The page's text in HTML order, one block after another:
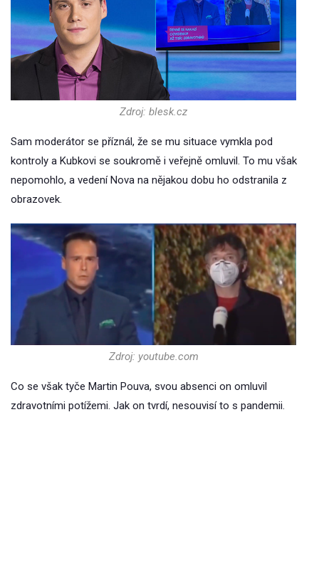
Zdroj: blesk.cz
Sam moderátor se příznál, že se mu situace vymkla pod
kontroly a Kubkovi se soukromě i veřejně omluvil. To mu však
nepomohlo, a vedení Nova na nějakou dobu ho odstranila z
obrazovek.
Zdroj: youtube.com
Co se však tyče Martin Pouva, svou absenci on omluvil
zdravotními potížemi. Jak on tvrdí, nesouvisí to s pandemii.